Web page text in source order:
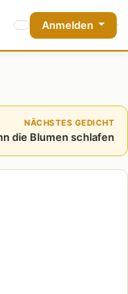
Anmelden
NÄCHSTES GEDICHT
die Blumen schlafen